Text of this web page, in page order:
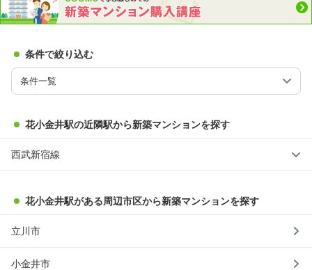
条件で絞り込む
条件一覧
花小金井駅の近隣駅から新築マンションを探す
西武新宿線
花小金井駅がある周辺市区から新築マンションを探す
立川市
小金井市